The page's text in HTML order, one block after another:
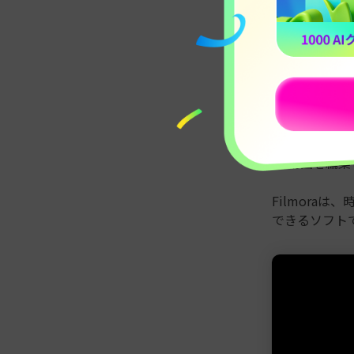
Filmoraは、
動画をmp4
● わかりや
● 動画を編集
Filmoraは、
できるソフト